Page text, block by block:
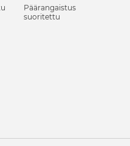
Päärangaistus
suoritettu